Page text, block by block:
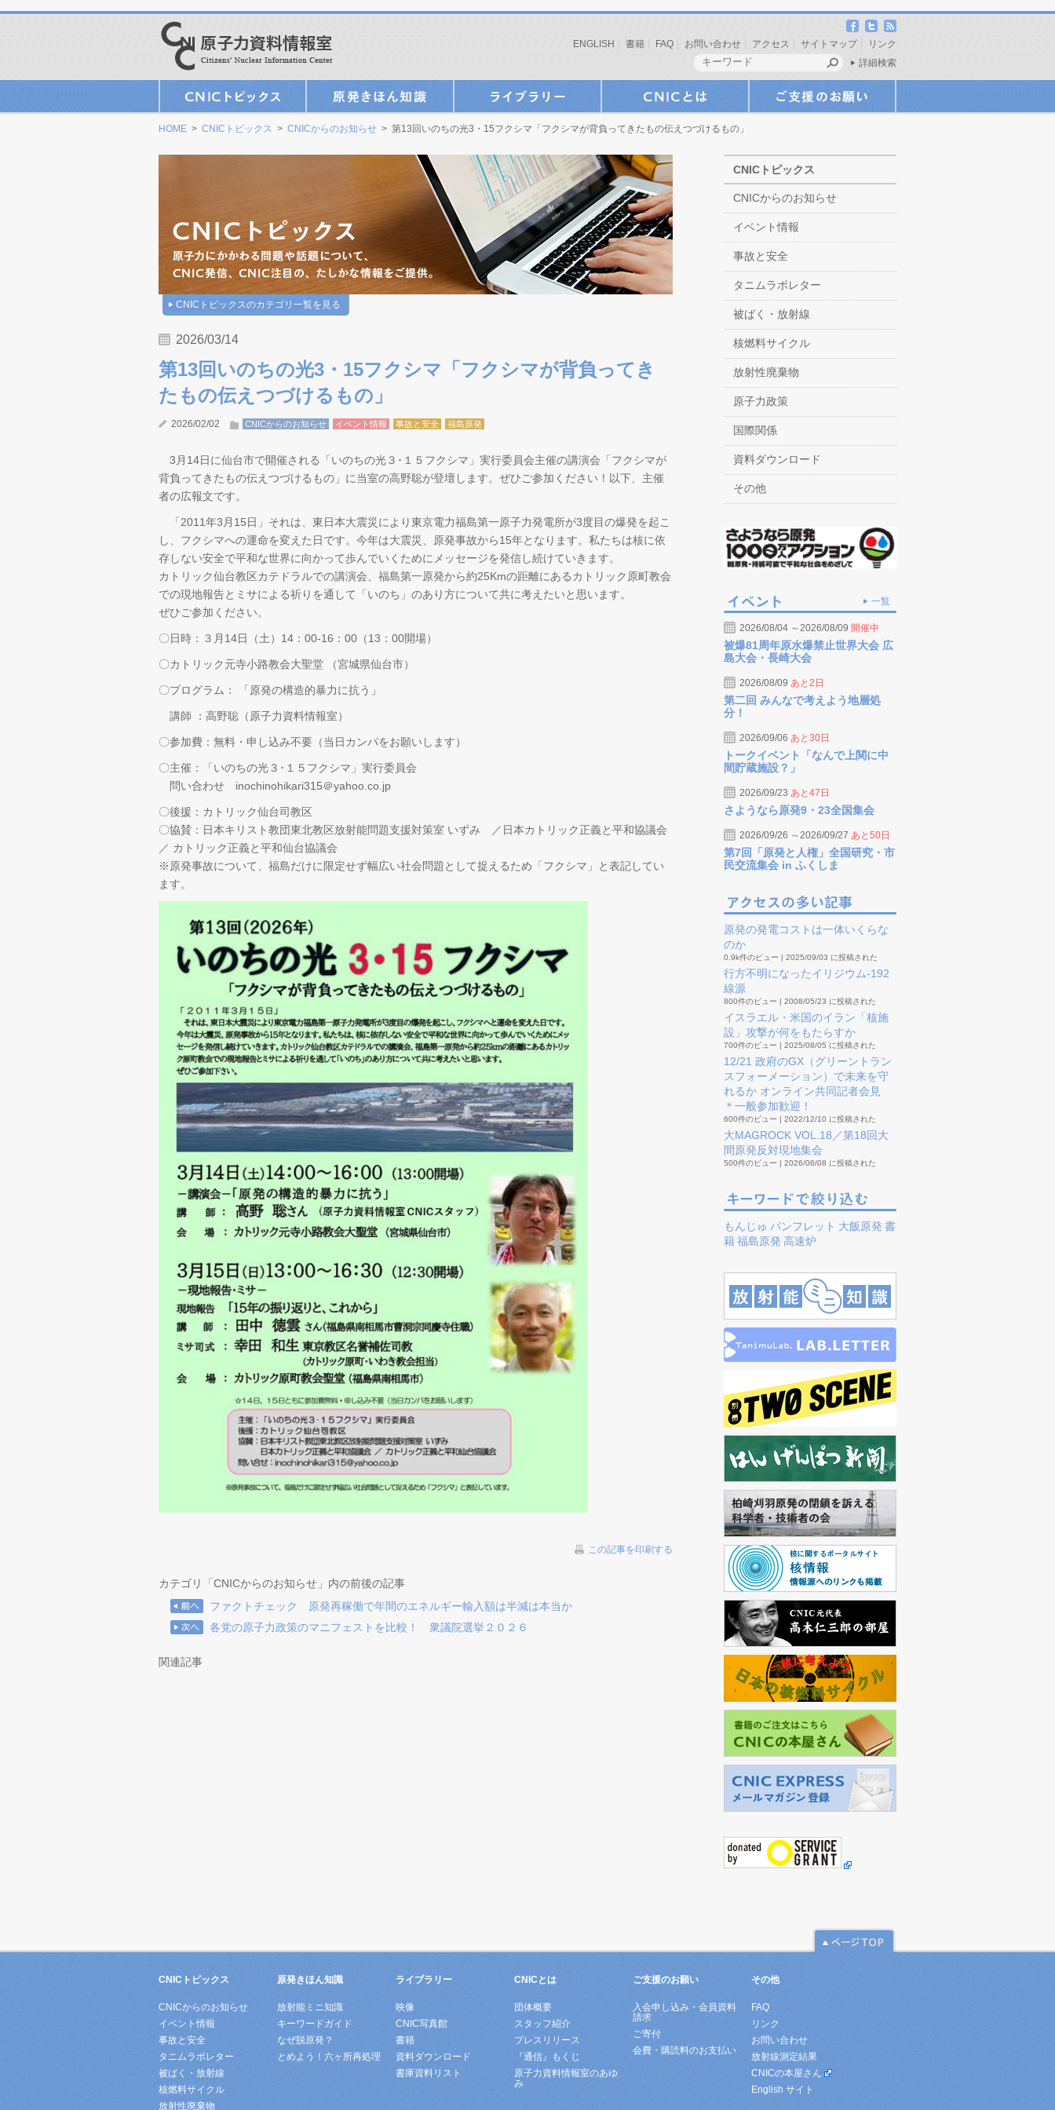
ENGLISH 書籍 FAQ お問い合わせ アクセス サイトマップ
リンク
詳細検索
HOME > CNICトピックス > CNICからのお知らせ > 第13回いのちの光3・15フクシマ「フクシマが背負ってきたもの伝えつづけるもの」
CNICトピックスのカテゴリ一覧を見る
2026/03/14
第13回いのちの光3・15フクシマ「フクシマが背負ってき
たもの伝えつづけるもの」
2026/02/02 CNICからのお知らせ イベント情報 事故と安全 福島原発
3月14日に仙台市で開催される「いのちの光３･１５フクシマ」実行委員会主催の講演会「フクシマが
背負ってきたもの伝えつづけるもの」に当室の高野聡が登壇します。ぜひご参加ください！以下、主催
者の広報文です。
「2011年3月15日」それは、東日本大震災により東京電力福島第一原子力発電所が3度目の爆発を起こ
し、フクシマへの運命を変えた日です。今年は大震災、原発事故から15年となります。私たちは核に依
存しない安全で平和な世界に向かって歩んでいくためにメッセージを発信し続けていきます。
カトリック仙台教区カテドラルでの講演会、福島第一原発から約25Kmの距離にあるカトリック原町教会
での現地報告とミサによる祈りを通して「いのち」のあり方について共に考えたいと思います。
ぜひご参加ください。
〇日時：３月14日（土）14：00-16：00（13：00開場）
〇カトリック元寺小路教会大聖堂 （宮城県仙台市）
〇プログラム： 「原発の構造的暴力に抗う」
講師 ：高野聡（原子力資料情報室）
〇参加費：無料・申し込み不要（当日カンパをお願いします）
〇主催：「いのちの光３･１５フクシマ」実行委員会
問い合わせ inochinohikari315＠yahoo.co.jp
〇後援：カトリック仙台司教区
〇協賛：日本キリスト教団東北教区放射能問題支援対策室 いずみ ／日本カトリック正義と平和協議会
／ カトリック正義と平和仙台協議会
※原発事故について、福島だけに限定せず幅広い社会問題として捉えるため「フクシマ」と表記してい
ます。
この記事を印刷する
カテゴリ「CNICからのお知らせ」内の前後の記事
ファクトチェック 原発再稼働で年間のエネルギー輸入額は半減は本当か
各党の原子力政策のマニフェストを比較！ 衆議院選挙２０２６
関連記事
CNICトピックス
CNICからのお知らせ
イベント情報
事故と安全
タニムラボレター
被ばく・放射線
核燃料サイクル
放射性廃棄物
原子力政策
国際関係
資料ダウンロード
その他
一覧
2026/08/04 ～2026/08/09 開催中
被爆81周年原水爆禁止世界大会 広
島大会・長崎大会
2026/08/09 あと2日
第二回 みんなで考えよう地層処
分！
2026/09/06 あと30日
トークイベント「なんで上関に中
間貯蔵施設？」
2026/09/23 あと47日
さようなら原発9・23全国集会
2026/09/26 ～2026/09/27 あと50日
第7回「原発と人権」全国研究・市
民交流集会 in ふくしま
原発の発電コストは一体いくらな
のか
0.9k件のビュー | 2025/09/03 に投稿された
行方不明になったイリジウム-192
線源
800件のビュー | 2008/05/23 に投稿された
イスラエル・米国のイラン「核施
設」攻撃が何をもたらすか
700件のビュー | 2025/08/05 に投稿された
12/21 政府のGX（グリーントラン
スフォーメーション）で未来を守
れるか オンライン共同記者会見
＊一般参加歓迎！
600件のビュー | 2022/12/10 に投稿された
大MAGROCK VOL.18／第18回大
間原発反対現地集会
500件のビュー | 2026/06/08 に投稿された
もんじゅ パンフレット 大飯原発 書
籍福島原発 高速炉
CNICトピックス
CNICからのお知らせ
イベント情報
事故と安全
タニムラボレター
被ばく・放射線
核燃料サイクル
放射性廃棄物
原発きほん知識
放射能ミニ知識
キーワードガイド
なぜ脱原発？
とめよう！六ヶ所再処理
ライブラリー
映像
CNIC写真館
書籍
資料ダウンロード
書庫資料リスト
CNICとは
団体概要
スタッフ紹介
プレスリリース
『通信』もくじ
原子力資料情報室のあゆ
み
ご支援のお願い
入会申し込み・会員資料
請求
ご寄付
会費・購読料のお支払い
その他
FAQ
リンク
お問い合わせ
放射線測定結果
CNICの本屋さん
English サイト